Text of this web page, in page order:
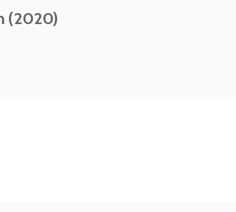
(2020)